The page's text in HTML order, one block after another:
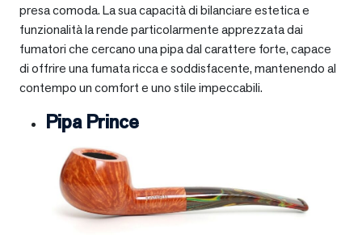
presa comoda. La sua capacità di bilanciare estetica e
funzionalità la rende particolarmente apprezzata dai
fumatori che cercano una pipa dal carattere forte, capace
di offrire una fumata ricca e soddisfacente, mantenendo al
contempo un comfort e uno stile impeccabili.
Pipa Prince